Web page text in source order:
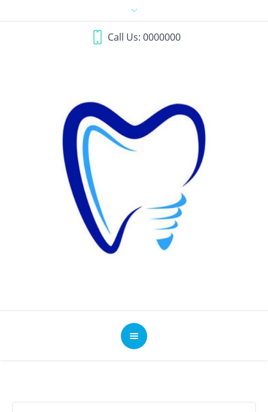
Call Us: 0000000